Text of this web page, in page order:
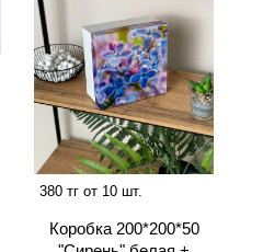
380 тг от 10 шт.
Коробка 200*200*50